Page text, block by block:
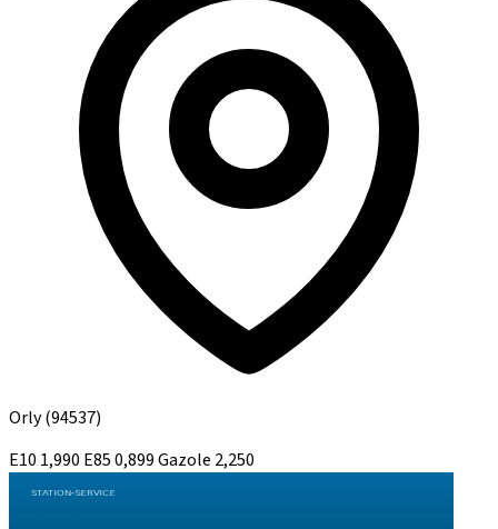
Orly(94537)
E10 1,990 E850,899Gazole 2,250